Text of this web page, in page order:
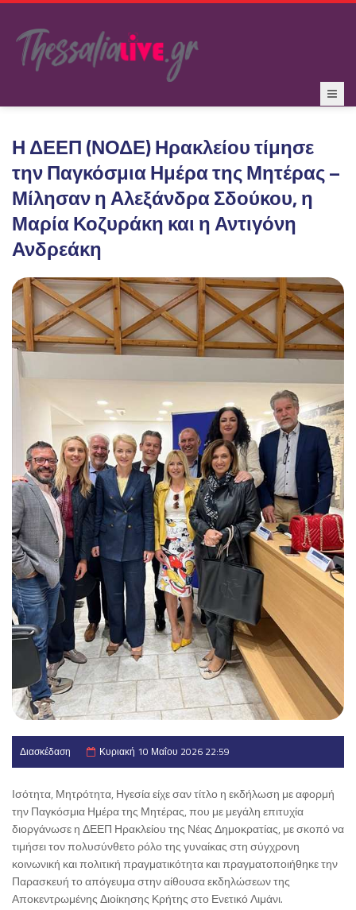
Η ΔΕΕΠ (ΝΟΔΕ) Ηρακλείου τίμησε
την Παγκόσμια Ημέρα της Μητέρας –
Μίλησαν η Αλεξάνδρα Σδούκου, η
Μαρία Κοζυράκη και η Αντιγόνη
Ανδρεάκη
Διασκέδαση Κυριακή 10 Μαΐου 2026 22:59
Ισότητα, Μητρότητα, Ηγεσία είχε σαν τίτλο η εκδήλωση με αφορμή
την Παγκόσμια Ημέρα της Μητέρας, που με μεγάλη επιτυχία
διοργάνωσε η ΔΕΕΠ Ηρακλείου της Νέας Δημοκρατίας, με σκοπό να
τιμήσει τον πολυσύνθετο ρόλο της γυναίκας στη σύγχρονη
κοινωνική και πολιτική πραγματικότητα και πραγματοποιήθηκε την
Παρασκευή το απόγευμα στην αίθουσα εκδηλώσεων της
Αποκεντρωμένης Διοίκησης Κρήτης στο Ενετικό Λιμάνι.